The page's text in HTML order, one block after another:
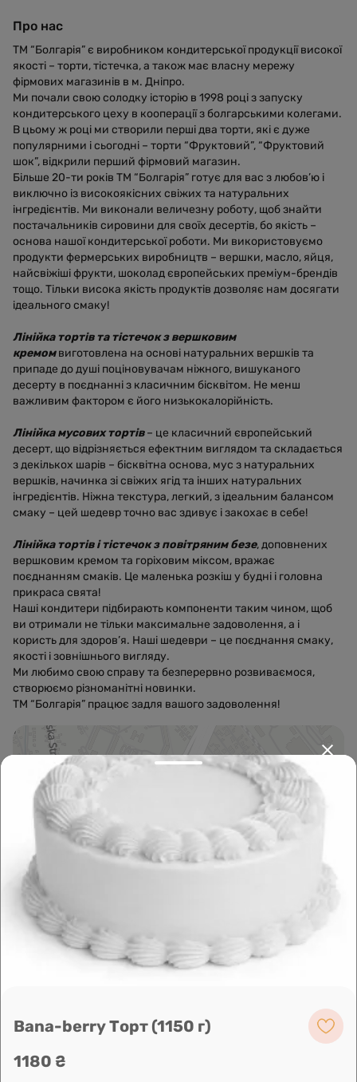
Про нас
ТМ “Болгарія” є виробником кондитерської продукції високої
якості – торти, тістечка, а також має власну мережу
фірмових магазинів в м. Дніпро.
Ми почали свою солодку історію в 1998 році з запуску
кондитерського цеху в кооперації з болгарськими колегами.
В цьому ж році ми створили перші два торти, які є дуже
популярними і сьогодні – торти “Фруктовий”, “Фруктовий
шок”, відкрили перший фірмовий магазин.
Більше 20-ти років ТМ “Болгарія” готує для вас з любов’ю і
виключно із високоякісних свіжих та натуральних
інгредієнтів. Ми виконали величезну роботу, щоб знайти
постачальників сировини для своїх десертів, бо якість –
основа нашої кондитерської роботи. Ми використовуємо
продукти фермерських виробництв – вершки, масло, яйця,
найсвіжіші фрукти, шоколад європейських преміум-брендів
тощо. Тільки висока якість продуктів дозволяє нам досягати
ідеального смаку!
Лінійка тортів та тістечок з вершковим
кремомвиготовлена на основі натуральних вершків та
припаде до душі поціновувачам ніжного, вишуканого
десерту в поєднанні з класичним бісквітом. Не менш
важливим фактором є його низькокалорійність.
Лінійка мусових тортів– це класичний європейський
десерт, що відрізняється ефектним виглядом та складається
з декількох шарів – бісквітна основа, мус з натуральних
вершків, начинка зі свіжих ягід та інших натуральних
інгредієнтів. Ніжна текстура, легкий, з ідеальним балансом
смаку – цей шедевр точно вас здивує і закохає в себе!
Лінійка тортів і тістечок з повітряним безе, доповнених
вершковим кремом та горіховим міксом, вражає
поєднанням смаків. Це маленька розкіш у будні і головна
прикраса свята!
Наші кондитери підбирають компоненти таким чином, щоб
ви отримали не тільки максимальне задоволення, а і
користь для здоров’я. Наші шедеври – це поєднання смаку,
якості і зовнішнього вигляду.
Ми любимо свою справу та безперервно розвиваємося,
створюємо різноманітні новинки.
ТМ “Болгарія” працює задля вашого задоволення!
Bana-berry Торт (1150 г)
1180 ₴